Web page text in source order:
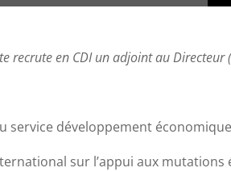
recrute en CDI un adjoint au Directeur
service développement
sur l’appui aux